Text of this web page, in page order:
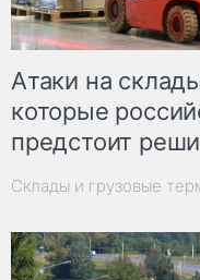
Атаки на
которые
предстоит
Склады и грузовые